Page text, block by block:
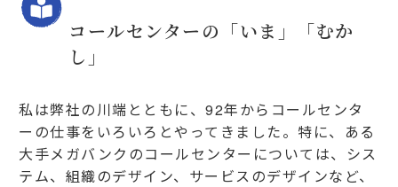
コールセンターの「いま」「むか
し」
私は弊社の川端とともに、92年からコールセンタ
ーの仕事をいろいろとやってきました。特に、ある
大手メガバンクのコールセンターについては、シス
テム、組織のデザイン、サービスのデザインなど、